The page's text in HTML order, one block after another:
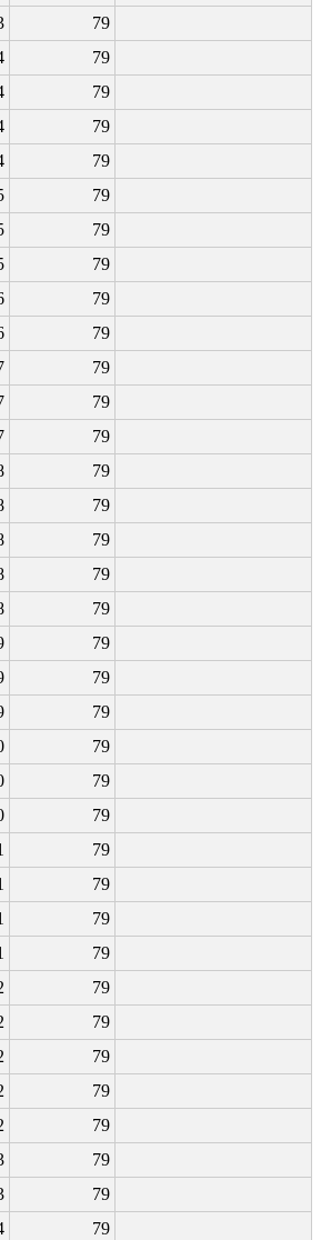
79
79
79
79
79
79
79
79
79
79
79
79
79
79
79
79
79
79
79
79
79
79
79
79
79
79
79
79
79
79
79
79
79
79
79
79